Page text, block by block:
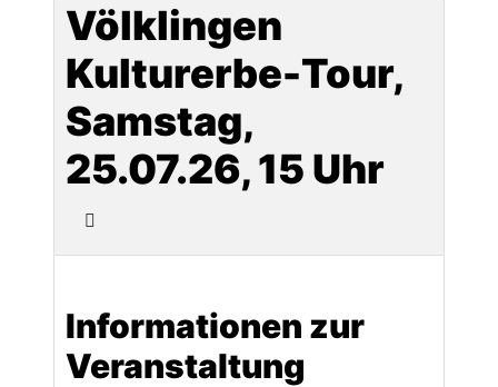
Völklingen
Kulturerbe-Tour,
Samstag,
25.07.26, 15 Uhr
Informationen zur
Veranstaltung